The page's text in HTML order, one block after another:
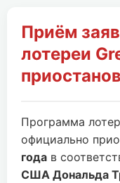
Приём
лотереи
Программа
официально
года в
США Дональда